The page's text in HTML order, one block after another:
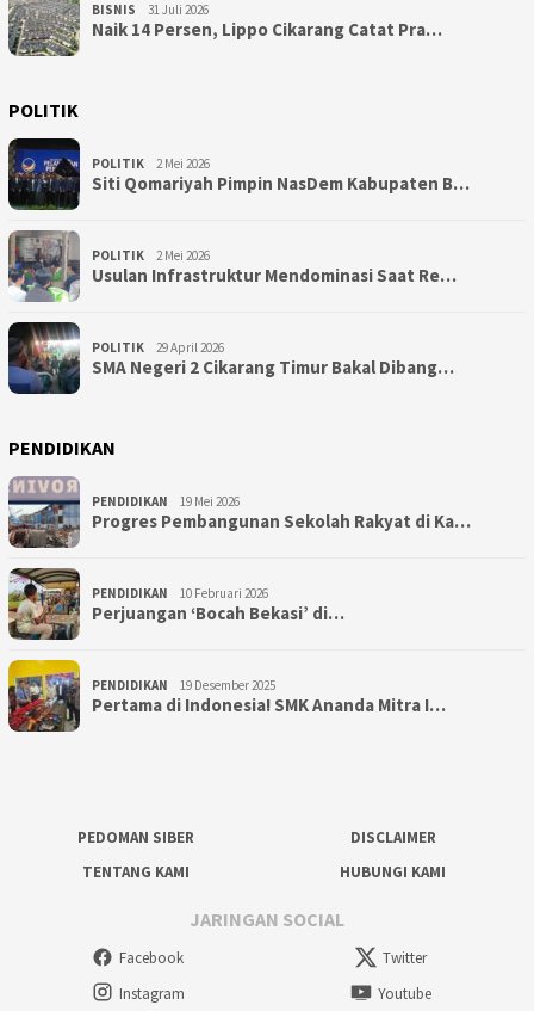
BISNIS 31 Juli 2026
Naik 14 Persen, Lippo Cikarang Catat Pra…
POLITIK
POLITIK 2 Mei 2026
Siti Qomariyah Pimpin NasDem Kabupaten B…
POLITIK 2 Mei 2026
Usulan Infrastruktur Mendominasi Saat Re…
POLITIK 29 April 2026
SMA Negeri 2 Cikarang Timur Bakal Dibang…
PENDIDIKAN
PENDIDIKAN 19 Mei 2026
Progres Pembangunan Sekolah Rakyat di Ka…
PENDIDIKAN 10 Februari 2026
Perjuangan ‘Bocah Bekasi’ di…
PENDIDIKAN 19 Desember 2025
Pertama di Indonesia! SMK Ananda Mitra I…
PEDOMAN SIBER
DISCLAIMER
TENTANG KAMI
HUBUNGI KAMI
JARINGAN SOCIAL
Facebook
Twitter
Instagram
Youtube